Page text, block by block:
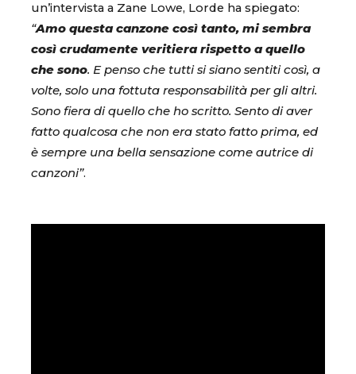
un’intervista a Zane Lowe, Lorde ha spiegato:
“Amo questa canzone così tanto, mi sembra
così crudamente veritiera rispetto a quello
che sono. E penso che tutti si siano sentiti così, a
volte, solo una fottuta responsabilità per gli altri.
Sono fiera di quello che ho scritto. Sento di aver
fatto qualcosa che non era stato fatto prima, ed
è sempre una bella sensazione come autrice di
canzoni”.